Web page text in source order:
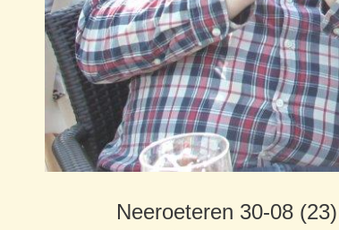
Neeroeteren 30-08 (23)